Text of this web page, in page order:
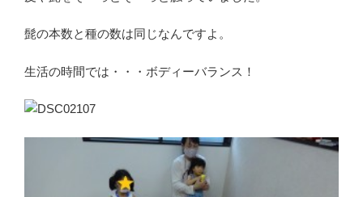
髭の本数と種の数は同じなんですよ。
生活の時間では・・・ボディーバランス！